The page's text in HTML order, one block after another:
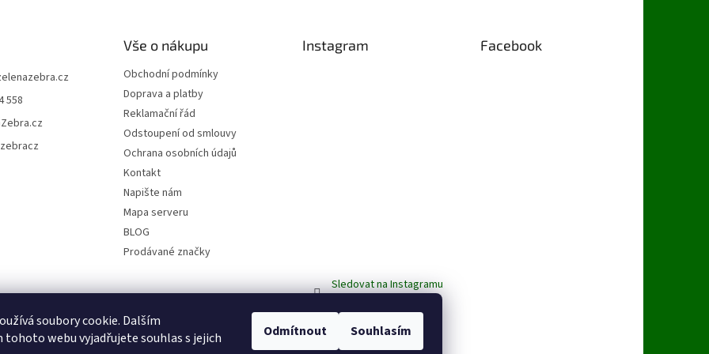
soubory cookie. Dalším
tohoto webu vyjadřujete souhlas s jejich
Odmítnout Souhlasím
558
Vše o nákupu
Obchodní podmínky
Doprava a platby
Reklamační řád
Odstoupení od smlouvy
Ochrana osobních údajů
Kontakt
Napište nám
Mapa serveru
BLOG
Prodávané značky
Instagram
Sledovat na Instagramu
Facebook